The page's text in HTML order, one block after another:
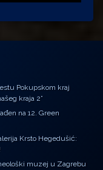
Pokupskom kraj
kraja 2”
na 12. Green
Krsto Hegedušić:
muzej u Zagrebu